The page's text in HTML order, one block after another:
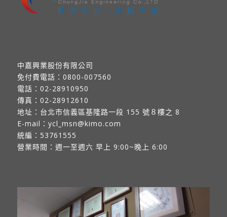
中嘉興業股份有限公司
免付費電話： 0800-007560
電話： 02-28910950
傳真： 02-28912610
地址： 台北市信義區基隆路一段 155 號８樓之 8
E-mail： ycl_msn@kimo.com
統編：53761555
營業時間：週一至週六 早上 9:00~晚上 6:00